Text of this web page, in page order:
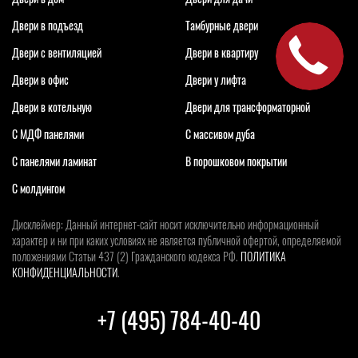
+7 (495) 784-40-40
Двери в подъезд
Тамбурные двери
Двери с вентиляцией
Двери в квартиру
Двери в офис
Двери у лифта
Двери в котельную
Двери для трансформаторной
С МДФ панелями
С массивом дуба
С панелями ламинат
В порошковом покрытии
С молдингом
Дисклеймер: Данный интернет-сайт носит исключительно информационный
характер и ни при каких условиях не является публичной офертой, определяемой
положениями Статьи 437 (2) Гражданского кодекса РФ. ПОЛИТИКА
КОНФИДЕНЦИАЛЬНОСТИ.